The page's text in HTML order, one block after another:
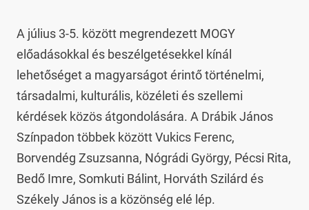
A július 3-5. között megrendezett MOGY
előadásokkal és beszélgetésekkel kínál
lehetőséget a magyarságot érintő történelmi,
társadalmi, kulturális, közéleti és szellemi
kérdések közös átgondolására. A Drábik János
Színpadon többek között Vukics Ferenc,
Borvendég Zsuzsanna, Nógrádi György, Pécsi Rita,
Bedő Imre, Somkuti Bálint, Horváth Szilárd és
Székely János is a közönség elé lép.